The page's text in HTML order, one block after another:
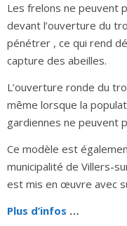
Les frelons ne peuvent
devant l’ouverture du
pénétrer , ce qui rend
capture des abeilles.
L’ouverture ronde du
même lorsque la
gardiennes ne peuvent
Ce modèle est
municipalité de Villers-
est mis en œuvre avec
Plus d’infos …